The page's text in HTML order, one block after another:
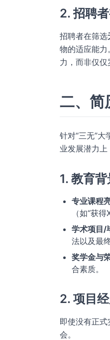
2. 招聘
招聘者在筛选
物的适应能
力，而非仅仅
二、简
针对“三无”
业发展潜力
1. 教育
专业课程
（如“获
学术项目/
法以及最
奖学金与
合素质。
2. 项目
即使没有正
会。